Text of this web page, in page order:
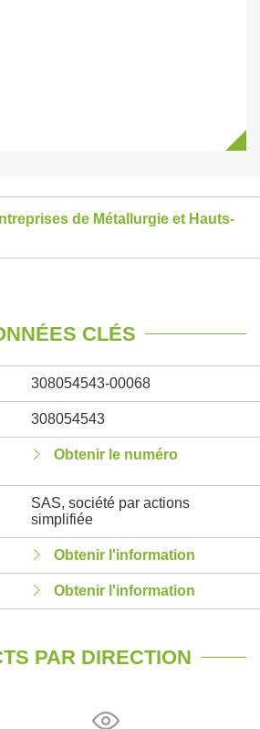
de Métallurgie et Hauts-
CLÉS
308054543-00068
308054543
Obtenir le numéro
SAS, société par actions
simplifiée
Obtenir l'information
Obtenir l'information
PAR DIRECTION